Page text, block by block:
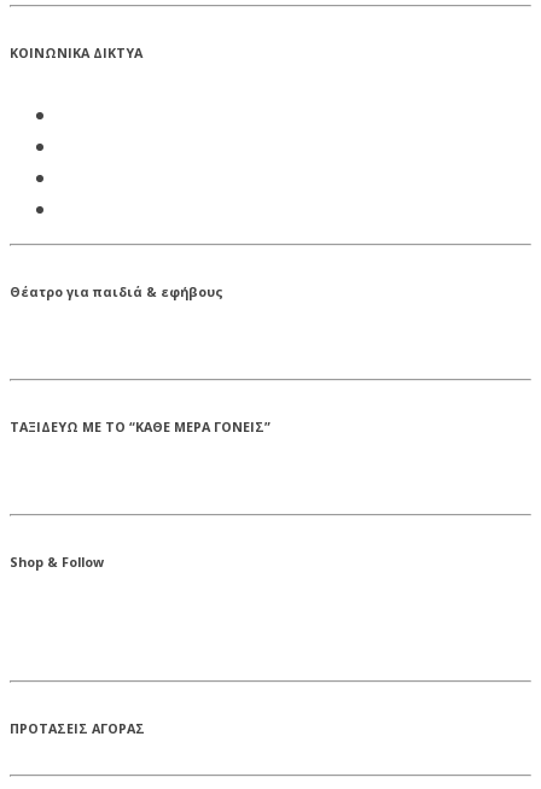
ΚΟΙΝΩΝΙΚΑ ΔΙΚΤΥΑ
Θέατρο για παιδιά & εφήβους
ΤΑΞΙΔΕΥΩ ΜΕ ΤΟ “ΚΑΘΕ ΜΕΡΑ ΓΟΝΕΙΣ”
Shop & Follow
ΠΡΟΤΑΣΕΙΣ ΑΓΟΡΑΣ